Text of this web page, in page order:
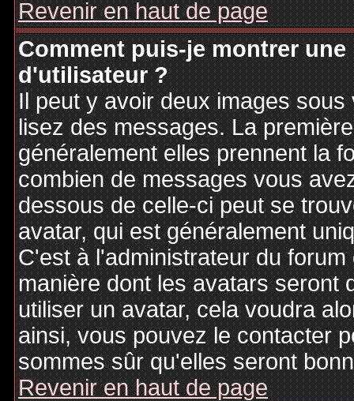
Revenir en haut de page
Comment puis-je montrer
d'utilisateur ?
Il peut y avoir deux images
lisez des messages. La
généralement elles prennent la
combien de messages vous
dessous de celle-ci peut se
avatar, qui est généralement
C'est à l'administrateur du
manière dont les avatars seront
utiliser un avatar, cela voudra
ainsi, vous pouvez le contacter
sommes sûr qu'elles seront
Revenir en haut de page